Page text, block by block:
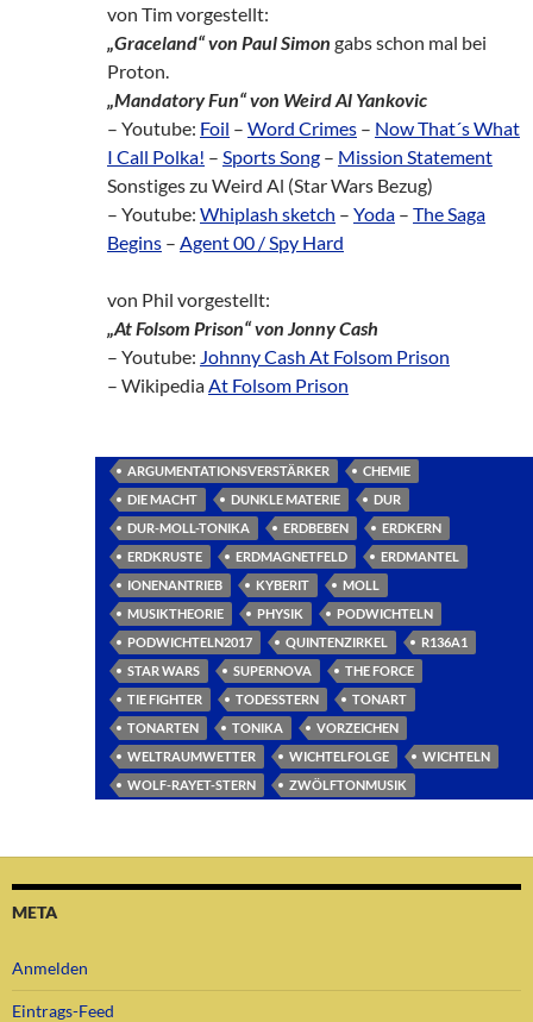
von Tim vorgestellt:
„Graceland“ von Paul Simon gabs schon mal bei
Proton.
„Mandatory Fun“ von Weird Al Yankovic
– Youtube: Foil – Word Crimes – Now That´s What
I Call Polka! – Sports Song – Mission Statement
Sonstiges zu Weird Al (Star Wars Bezug)
– Youtube: Whiplash sketch – Yoda – The Saga
Begins – Agent 00 / Spy Hard
von Phil vorgestellt:
„At Folsom Prison“ von Jonny Cash
– Youtube: Johnny Cash At Folsom Prison
– WikipediaAt Folsom Prison
ARGUMENTATIONSVERSTÄRKER
CHEMIE
DIE MACHT
DUNKLE MATERIE
DUR
DUR-MOLL-TONIKA
ERDBEBEN
ERDKERN
ERDKRUSTE
ERDMAGNETFELD
ERDMANTEL
IONENANTRIEB
KYBERIT
MOLL
MUSIKTHEORIE
PHYSIK
PODWICHTELN
PODWICHTELN2017
QUINTENZIRKEL
R136A1
STAR WARS
SUPERNOVA
THE FORCE
TIE FIGHTER
TODESSTERN
TONART
TONARTEN
TONIKA
VORZEICHEN
WELTRAUMWETTER
WICHTELFOLGE
WICHTELN
WOLF-RAYET-STERN
ZWÖLFTONMUSIK
META
Anmelden
Eintrags-Feed